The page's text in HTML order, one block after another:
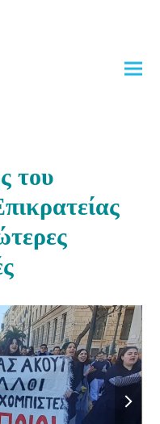
του
next
slide